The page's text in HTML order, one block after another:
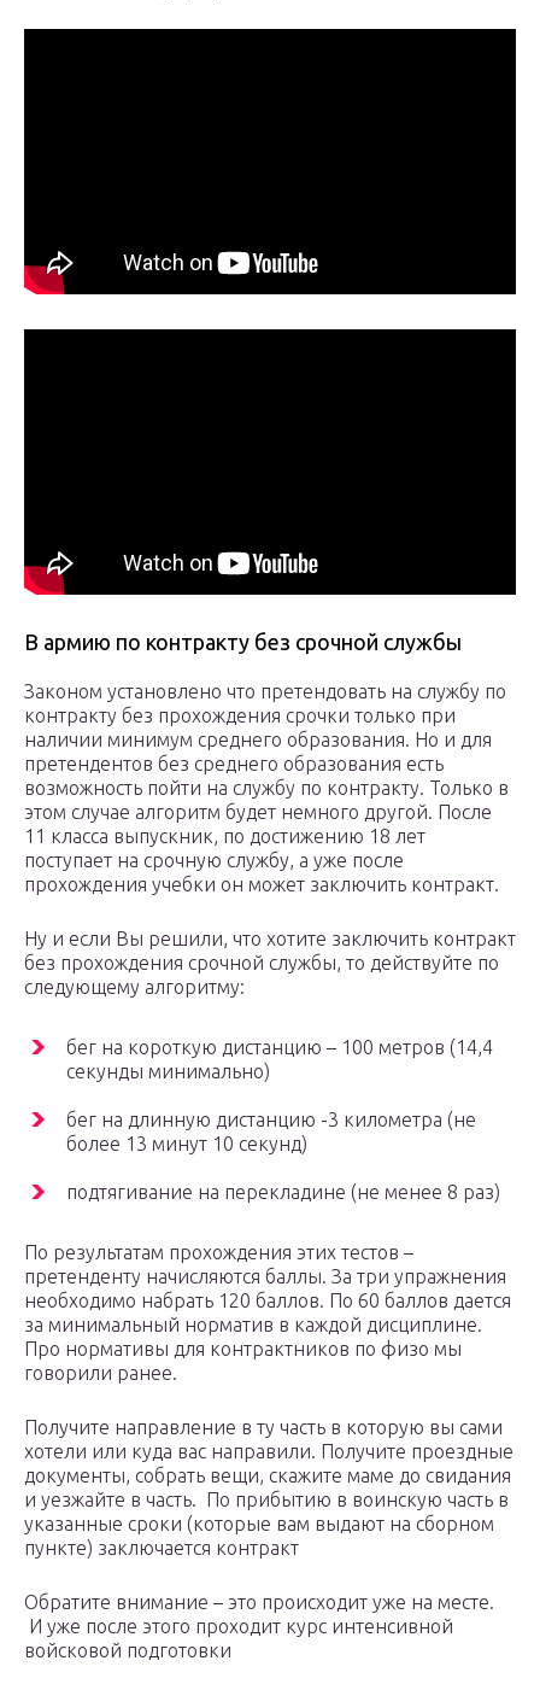
В армию по контракту без срочной службы
Законом установлено что претендовать на службу по
контракту без прохождения срочки только при
наличии минимум среднего образования. Но и для
претендентов без среднего образования есть
возможность пойти на службу по контракту. Только в
этом случае алгоритм будет немного другой. После
11 класса выпускник, по достижению 18 лет
поступает на срочную службу, а уже после
прохождения учебки он может заключить контракт.
Ну и если Вы решили, что хотите заключить контракт
без прохождения срочной службы, то действуйте по
следующему алгоритму:
бег на короткую дистанцию – 100 метров (14,4
секунды минимально)
бег на длинную дистанцию -3 километра (не
более 13 минут 10 секунд)
подтягивание на перекладине (не менее 8 раз)
По результатам прохождения этих тестов –
претенденту начисляются баллы. За три упражнения
необходимо набрать 120 баллов. По 60 баллов дается
за минимальный норматив в каждой дисциплине.
Про нормативы для контрактников по физо мы
говорили ранее.
Получите направление в ту часть в которую вы сами
хотели или куда вас направили. Получите проездные
документы, собрать вещи, скажите маме до свидания
и уезжайте в часть. По прибытию в воинскую часть в
указанные сроки (которые вам выдают на сборном
пункте) заключается контракт
Обратите внимание – это происходит уже на месте.
И уже после этого проходит курс интенсивной
войсковой подготовки